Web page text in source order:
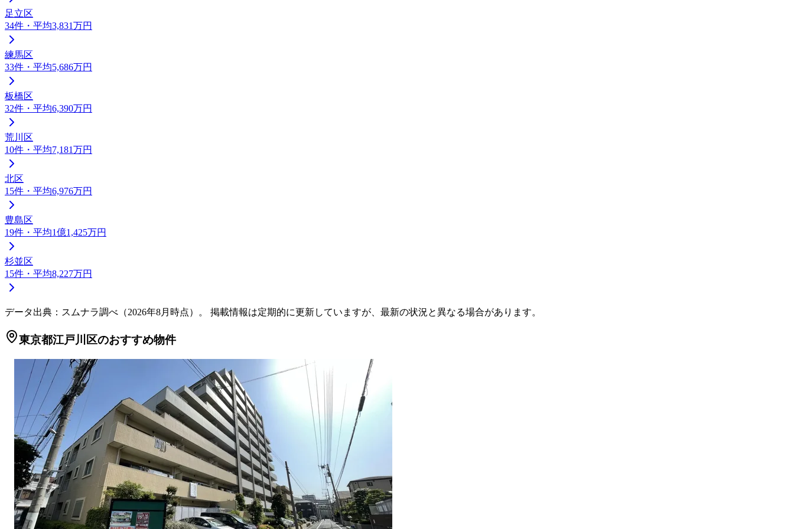
足立区
34件 ・平均3,831万円
練馬区
33件 ・平均5,686万円
板橋区
32件 ・平均6,390万円
荒川区
10件 ・平均7,181万円
北区
15件 ・平均6,976万円
豊島区
19件 ・平均1億1,425万円
杉並区
15件 ・平均8,227万円
データ出典：スムナラ調べ（2026年8月時点）。 掲載情報は定期的に更新していますが、最新の状況と異なる場合があります。
東京都江戸川区のおすすめ物件